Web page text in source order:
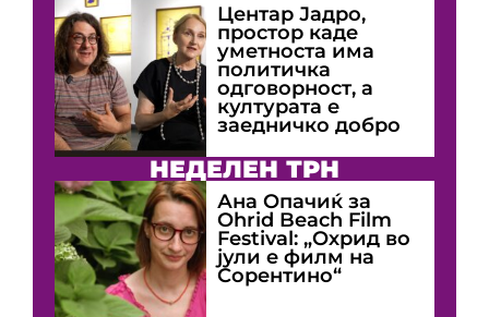
Центар Јадро,
простор каде
уметноста има
политичка
одговорност, а
културата е
заедничко добро
НЕДЕЛЕН ТРН
Ана Опачиќ за
Оhrid Beach Film
Festival: „Охрид во
јули е филм на
Сорентино“